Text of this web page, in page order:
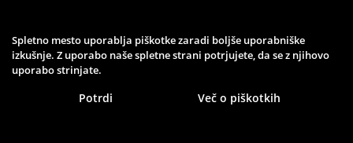
SPREMLJAJTE NAS
Spletno mesto uporablja piškotke zaradi boljše uporabniške
izkušnje. Z uporabo naše spletne strani potrjujete, da se z njihovo
uporabo strinjate.
Potrdi Več o piškotkih